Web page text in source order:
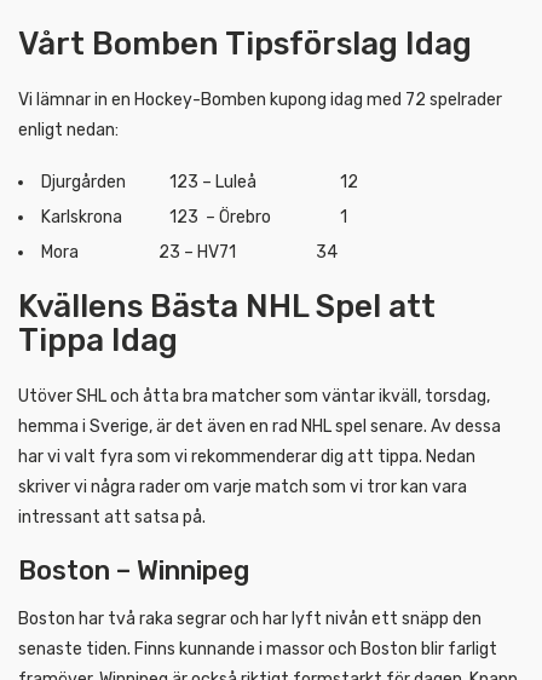
Vårt Bomben Tipsförslag Idag
Vi lämnar in en Hockey-Bomben kupong idag med 72 spelrader
enligt nedan:
Djurgården 123 – Luleå 12
Karlskrona 123 – Örebro 1
Mora 23 – HV71 34
Kvällens Bästa NHL Spel att
Tippa Idag
Utöver SHL och åtta bra matcher som väntar ikväll, torsdag,
hemma i Sverige, är det även en rad NHL spel senare. Av dessa
har vi valt fyra som vi rekommenderar dig att tippa. Nedan
skriver vi några rader om varje match som vi tror kan vara
intressant att satsa på.
Boston – Winnipeg
Boston har två raka segrar och har lyft nivån ett snäpp den
senaste tiden. Finns kunnande i massor och Boston blir farligt